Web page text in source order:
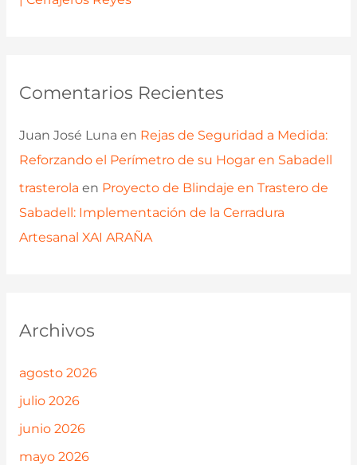
Comentarios Recientes
Juan José Luna en Rejas de Seguridad a Medida:
Reforzando el Perímetro de su Hogar en Sabadell
trasterola en Proyecto de Blindaje en Trastero de
Sabadell: Implementación de la Cerradura
Artesanal XAI ARAÑA
Archivos
agosto 2026
julio 2026
junio 2026
mayo 2026